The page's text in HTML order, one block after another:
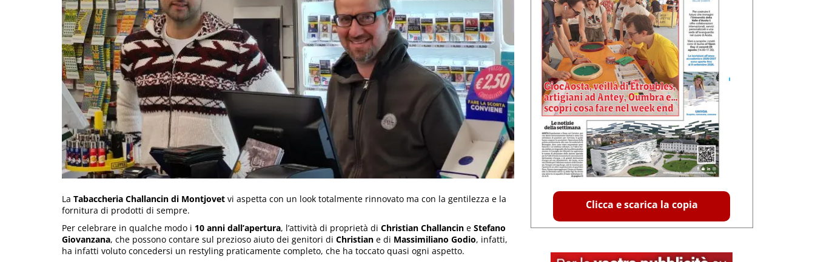
La Tabaccheria Challancin di Montjovet vi aspetta con un look totalmente rinnovato ma con la gentilezza e la
fornitura di prodotti di sempre.
Per celebrare in qualche modo i 10 anni dall’apertura, l’attività di proprietà di Christian Challancin e Stefano
Giovanzana, che possono contare sul prezioso aiuto dei genitori di Christian e di Massimiliano Godio, infatti,
ha infatti voluto concedersi un restyling praticamente completo, che ha toccato quasi ogni aspetto.
Clicca e scarica la copia